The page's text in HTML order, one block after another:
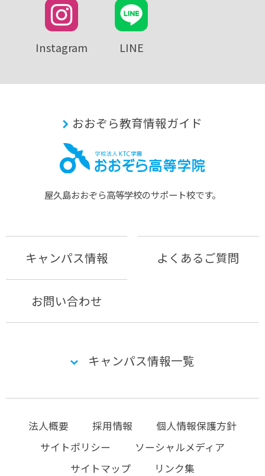
Instagram LINE
おおぞら教育情報ガイド
屋久島おおぞら⾼等学校のサポート校です。
キャンパス情報 よくあるご質問
お問い合わせ
キャンパス情報一覧
法人概要 採用情報
個人情報保護方針
サイトポリシー
ソーシャルメディア
サイトマップ
リンク集